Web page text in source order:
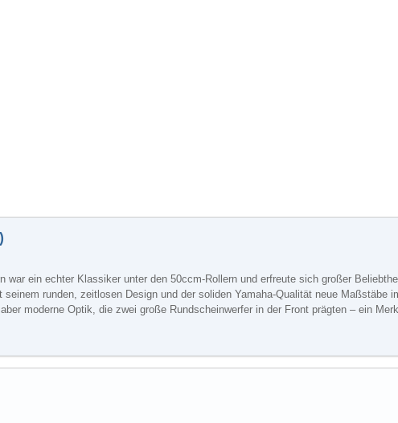
war ein echter Klassiker unter den 50ccm-Rollern und erfreute sich großer
runden, zeitlosen Design und der soliden Yamaha-Qualität neue Maßstäbe
moderne Optik, die zwei große Rundscheinwerfer in der Front prägten – ein